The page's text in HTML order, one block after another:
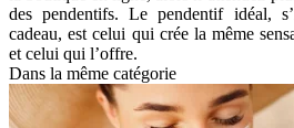
des pendentifs. Le pendentif idéal,
cadeau, est celui qui crée la même
et celui qui l’offre.
Dans la même catégorie